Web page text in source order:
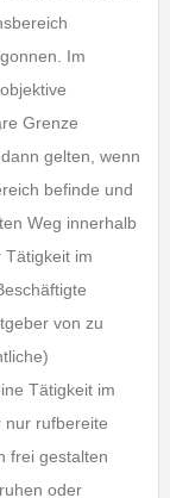
Im
Grenze
gelten, wenn
befinde und
Weg innerhalb
Tätigkeit im
von zu
Tätigkeit im
nur rufbereite
frei gestalten
oder